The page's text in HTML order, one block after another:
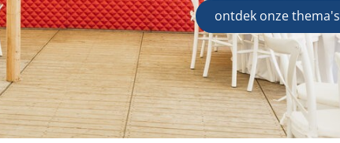
ontdek onze thema's